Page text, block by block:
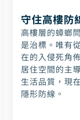
守住高樓防
高樓層的蟑螂
是治標。唯有
在的入侵死角
居住空間的主
生活品質，現
隱形防線。